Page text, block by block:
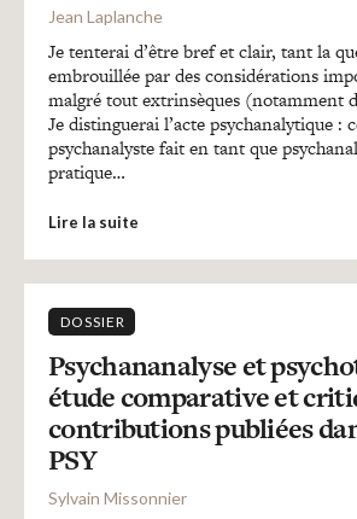
Jean Laplanche
Je tenterai d’être bref et clair, tant la
embrouillée par des considérations
malgré tout extrinsèques (notamment
Je distinguerai l’acte psychanalytique :
psychanalyste fait en tant que
pratique…
Lire la suite
DOSSIER
Psychananalyse et
étude comparative et
contributions publiées
PSY
Sylvain Missonnier